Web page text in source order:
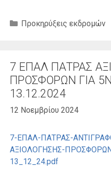
Κατηγορίες
Προκηρύξεις εκδρομών
7 ΕΠΑΛ ΠΑΤΡΑΣ
ΠΡΟΣΦΟΡΩΝ ΓΙΑ
13.12.2024
12 Νοεμβρίου 2024
7-ΕΠΑΛ-ΠΑΤΡΑΣ-
ΑΞΙΟΛΟΓΗΣΗΣ-
13_12_24.pdf